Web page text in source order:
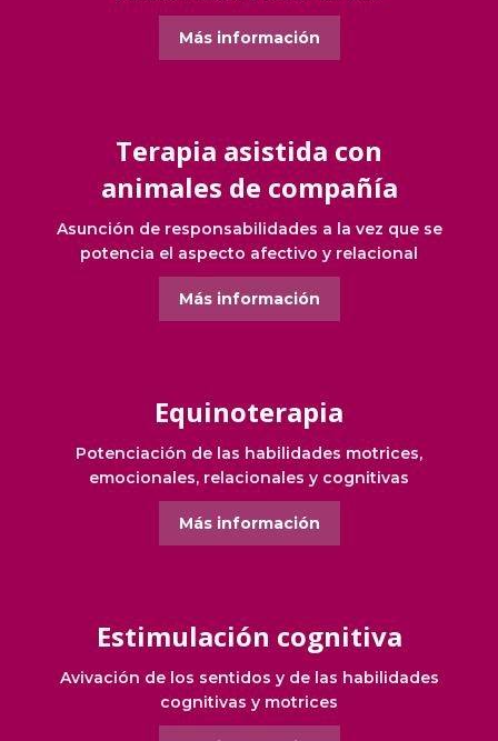
Más información
Terapia asistida con
animales de compañía
Asunción de responsabilidades a la vez que se
potencia el aspecto afectivo y relacional
Más información
Equinoterapia
Potenciación de las habilidades motrices,
emocionales, relacionales y cognitivas
Más información
Estimulación cognitiva
Avivación de los sentidos y de las habilidades
cognitivas y motrices